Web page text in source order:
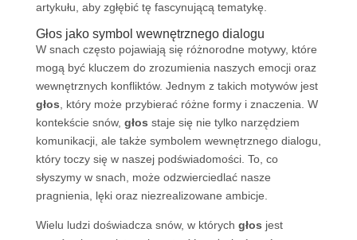
artykułu, aby zgłębić tę fascynującą tematykę.
Głos jako symbol wewnętrznego dialogu
W snach często pojawiają się różnorodne motywy, które
mogą być kluczem do zrozumienia naszych emocji oraz
wewnętrznych konfliktów. Jednym z takich motywów jest
głos , który może przybierać różne formy i znaczenia. W
kontekście snów, głos staje się nie tylko narzędziem
komunikacji, ale także symbolem wewnętrznego dialogu,
który toczy się w naszej podświadomości. To, co
słyszymy w snach, może odzwierciedlać nasze
pragnienia, lęki oraz niezrealizowane ambicje.
Wielu ludzi doświadcza snów, w których głos jest